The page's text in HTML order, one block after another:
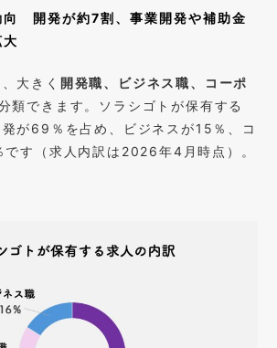
向 開発が約7割、事業開発や補助金
大きく 開発職、ビジネス職、コーポ
類できます。ソラシゴトが保有する
が69％を占め、ビジネスが15％、コ
す（求人内訳は2026年4月時点）。